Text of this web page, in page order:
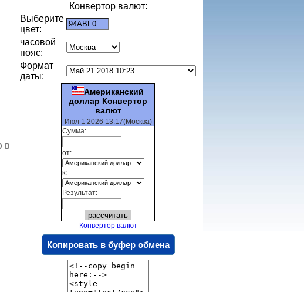
в
Конвертор валют:
Выберите
цвет:
часовой
пояс:
Формат
даты:
Американский
доллар Конвертор
валют
Июл 1 2026 13:17(Москва)
Сумма:
от:
к:
Результат:
Конвертор валют
Копировать в буфер обмена